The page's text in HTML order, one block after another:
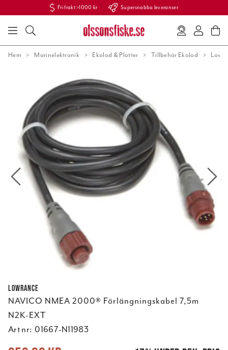
Fri frakt >1000 kr Supersnabba leveranser
Hem Marinelektronik Ekolod & Plotter Tillbehör Ekolod
Lowrance
NAVICO NMEA 2000® Förlängningskabel 7,5m
N2K-EXT
Art nr: 01667-N11983
Nuvarande pris:959,00 kr 1 161,00 kr